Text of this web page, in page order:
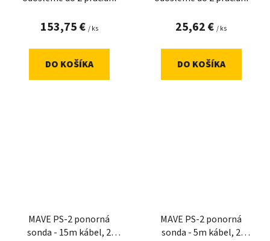
153,75 € / ks
DO KOŠÍKA
25,62 € / ks
DO KOŠÍKA
MAVE PS-2 ponorná
sonda - 15m kábel, 2
MAVE PS-2 ponorná
sonda - 5m kábel, 2